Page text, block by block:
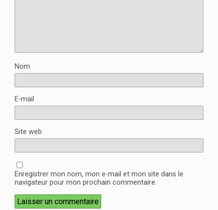
Nom
E-mail
Site web
Enregistrer mon nom, mon e-mail et mon site dans le
navigateur pour mon prochain commentaire.